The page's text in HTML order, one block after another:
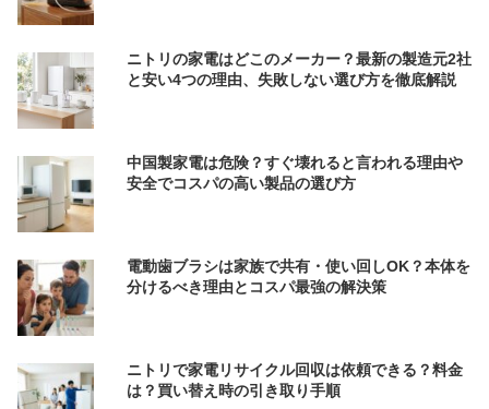
ニトリの家電はどこのメーカー？最新の製造元2社
と安い4つの理由、失敗しない選び方を徹底解説
中国製家電は危険？すぐ壊れると言われる理由や
安全でコスパの高い製品の選び方
電動歯ブラシは家族で共有・使い回しOK？本体を
分けるべき理由とコスパ最強の解決策
ニトリで家電リサイクル回収は依頼できる？料金
は？買い替え時の引き取り手順